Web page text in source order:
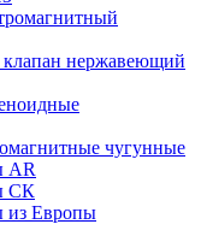
нержавеющий
чугунные
AR
СК
из Европы